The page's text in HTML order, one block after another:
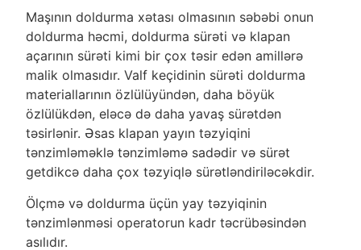
Maşının doldurma xətası olmasının səbəbi onun
doldurma həcmi, doldurma sürəti və klapan
açarının sürəti kimi bir çox təsir edən amillərə
malik olmasıdır. Valf keçidinin sürəti doldurma
materiallarının özlülüyündən, daha böyük
özlülükdən, eləcə də daha yavaş sürətdən
təsirlənir. Əsas klapan yayın təzyiqini
tənzimləməklə tənzimləmə sadədir və sürət
getdikcə daha çox təzyiqlə sürətləndiriləcəkdir.
Ölçmə və doldurma üçün yay təzyiqinin
tənzimlənməsi operatorun kadr təcrübəsindən
asılıdır.